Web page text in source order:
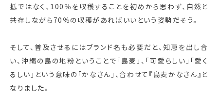
抵ではなく、100％を収穫することを初めから思わず、自然と
共存しながら70％の収穫があればいいという姿勢だそう。
そして、普及させるにはブランド名も必要だと、知恵を出し合
い、沖縄の島の地粉ということで「島麦」、「可愛らしい」「愛く
るしい」という意味の「かなさん」、合わせて『島麦かなさん』と
なりました。